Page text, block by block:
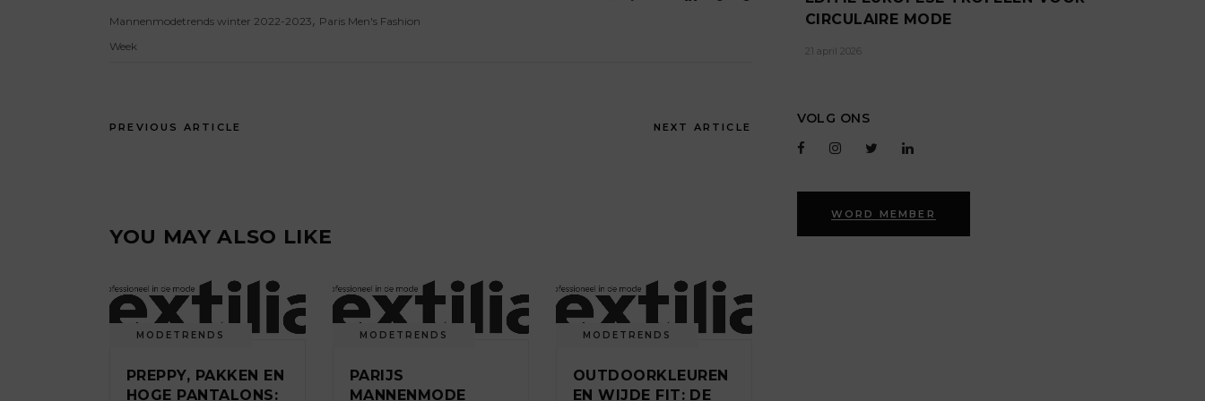
Mannenmodetrends winter 2022-2023, Paris Men's Fashion
Week
PREVIOUS ARTICLE NEXT ARTICLE
YOU MAY ALSO LIKE
MODETRENDS
PREPPY, PAKKEN EN
HOGE PANTALONS:
MODETRENDS
PARIJS
MANNENMODE
MODETRENDS
OUTDOORKLEUREN
EN WIJDE FIT: DE
CIRCULAIRE MODE
21 april 2026
VOLG ONS
WORD MEMBER